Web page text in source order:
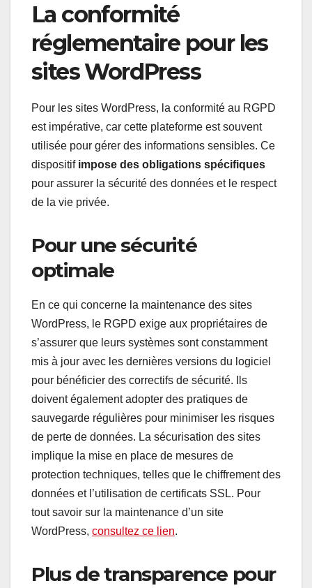
La conformité
réglementaire pour les
sites WordPress
Pour les sites WordPress, la conformité au RGPD
est impérative, car cette plateforme est souvent
utilisée pour gérer des informations sensibles. Ce
dispositif impose des obligations spécifiques
pour assurer la sécurité des données et le respect
de la vie privée.
Pour une sécurité
optimale
En ce qui concerne la maintenance des sites
WordPress, le RGPD exige aux propriétaires de
s’assurer que leurs systèmes sont constamment
mis à jour avec les dernières versions du logiciel
pour bénéficier des correctifs de sécurité. Ils
doivent également adopter des pratiques de
sauvegarde régulières pour minimiser les risques
de perte de données. La sécurisation des sites
implique la mise en place de mesures de
protection techniques, telles que le chiffrement des
données et l’utilisation de certificats SSL. Pour
tout savoir sur la maintenance d’un site
WordPress, consultez ce lien.
Plus de transparence pour